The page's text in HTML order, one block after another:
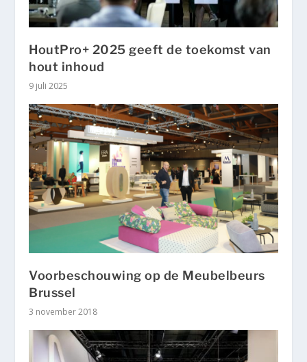
HoutPro+ 2025 geeft de toekomst van
hout inhoud
9 juli 2025
Voorbeschouwing op de Meubelbeurs
Brussel
3 november 2018